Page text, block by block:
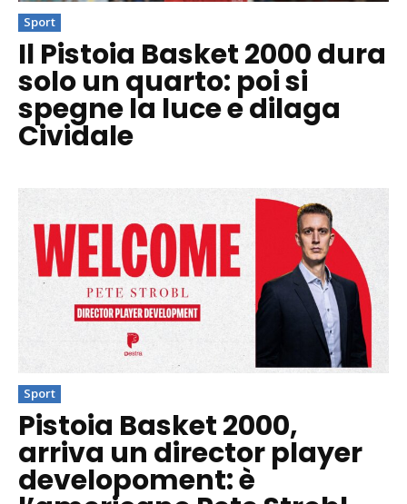
Sport
Il Pistoia Basket 2000 dura
solo un quarto: poi si
spegne la luce e dilaga
Cividale
Sport
Pistoia Basket 2000,
arriva un director player
developoment: è